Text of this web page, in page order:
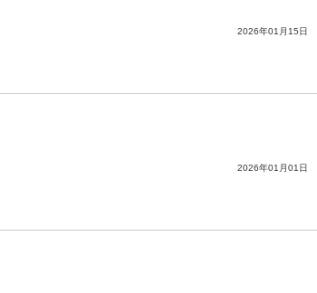
2026年01月15日
2026年01月01日